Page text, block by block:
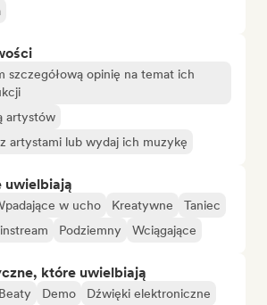
szczegółową opinię na temat ich
artystów
artystami lub wydaj ich muzykę
uwielbiają
w ucho Kreatywne
Taniec
Podziemny Wciągające
które uwielbiają
Beaty Demo
Dźwięki elektroniczne